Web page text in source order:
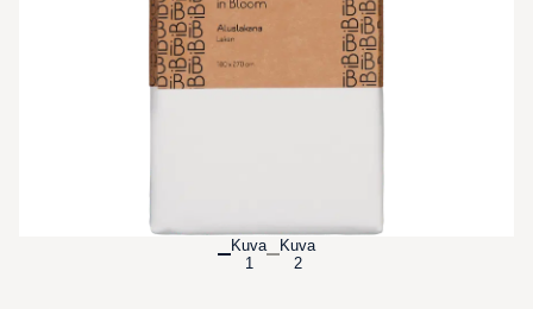
Avaa tuotekuva suurennettuna
Kuva
1
Kuva
2